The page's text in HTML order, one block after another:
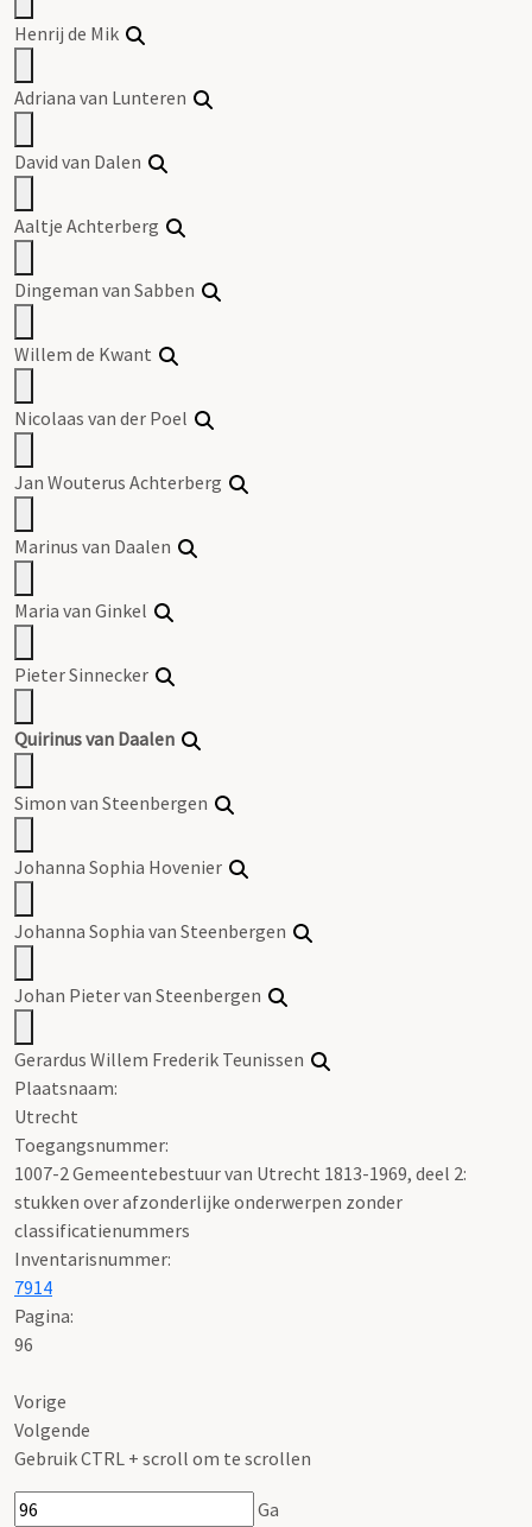
Henrij de Mik
Adriana van Lunteren
David van Dalen
Aaltje Achterberg
Dingeman van Sabben
Willem de Kwant
Nicolaas van der Poel
Jan Wouterus Achterberg
Marinus van Daalen
Maria van Ginkel
Pieter Sinnecker
Quirinus van Daalen
Simon van Steenbergen
Johanna Sophia Hovenier
Johanna Sophia van Steenbergen
Johan Pieter van Steenbergen
Gerardus Willem Frederik Teunissen
Plaatsnaam:
Utrecht
Toegangsnummer:
1007-2 Gemeentebestuur van Utrecht 1813-1969, deel 2:
stukken over afzonderlijke onderwerpen zonder
classificatienummers
Inventarisnummer:
7914
Pagina:
96
Vorige
Volgende
Gebruik CTRL + scroll om te scrollen
Ga